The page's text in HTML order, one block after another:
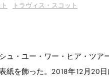
トラヴィス・スコット
ュ・ユー・ワー・ヒア・ツ
紙を飾った。2018年12月20